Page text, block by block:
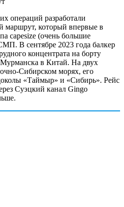
операций разработали
маршрут, который впервые в
capesize (очень большие
В сентябре 2023 года балкер
концентрата на борту
в Китай. На двух
­Сибирском морях, его
«Таймыр» и «Сибирь». Рейс
Суэцкий канал Gingo